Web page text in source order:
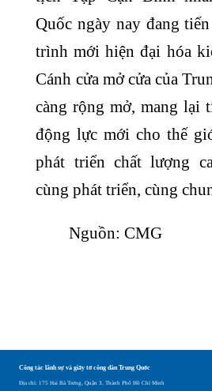
Quốc ngày nay đang
trình mới hiện đại hóa
Cánh cửa mở cửa của
càng rộng mở, mang lại
động lực mới cho thế
phát triển chất lượng
cùng phát triển, cùng
Nguồn: CMG
Công tác lãnh sự và giấy tờ công dân Trung Quốc
Địa chỉ: 175 Hai Bà Trưng, Quận 3, Thành Phố Hồ Chí Minh